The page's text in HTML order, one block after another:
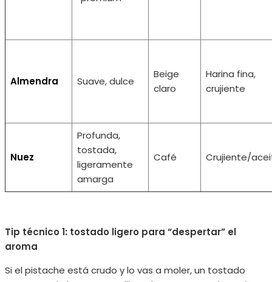
Almendra Suave, dulce
Beige
claro
Harina fina,
crujiente
Nuez
Profunda,
tostada,
ligeramente
amarga
Café Crujiente/
Tip técnico 1: tostado ligero para “despertar” el
aroma
Si el pistache está crudo y lo vas a moler, un tostado